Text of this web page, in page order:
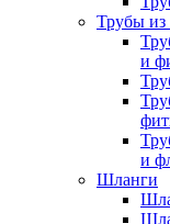
Трубы из
и
и
Шланги